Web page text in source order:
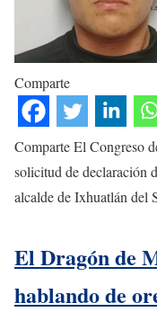
Comparte
Comparte El Congreso
solicitud de declaración
alcalde de Ixhuatlán del
El Dragón de
hablando de